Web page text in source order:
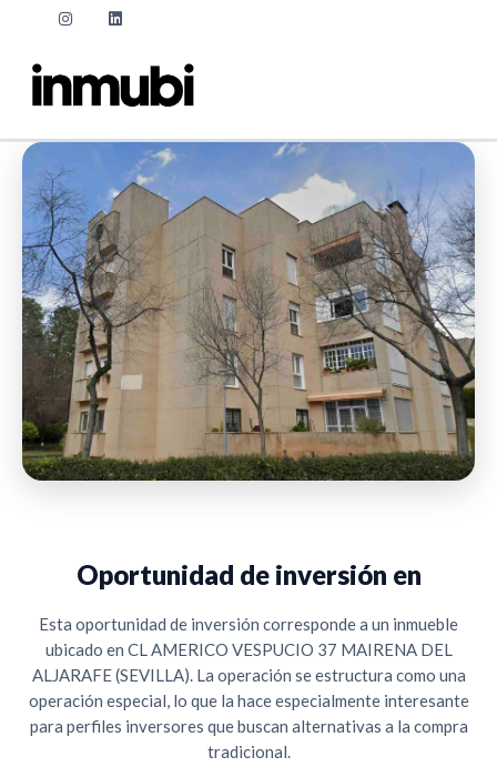
Oportunidad de inversión en
Esta oportunidad de inversión corresponde a un inmueble
ubicado en CL AMERICO VESPUCIO 37 MAIRENA DEL
ALJARAFE (SEVILLA). La operación se estructura como una
operación especial, lo que la hace especialmente interesante
para perfiles inversores que buscan alternativas a la compra
tradicional.